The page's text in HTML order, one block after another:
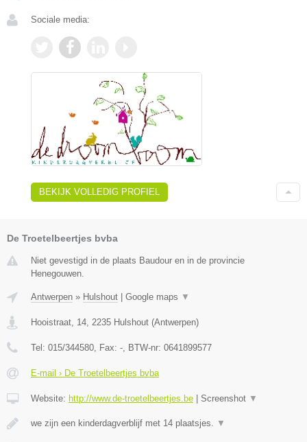
Sociale media:
BEKIJK VOLLEDIG PROFIEL
De Troetelbeertjes bvba
Niet gevestigd in de plaats Baudour en in de provincie
Henegouwen.
Antwerpen » Hulshout Google maps ▼
Hooistraat, 14 2235 Hulshout (Antwerpen)
Tel: 015/344580 , Fax: - , BTW-nr: 0641899577
E-mail › De Troetelbeertjes bvba
Website: http://www.de-troetelbeertjes.be Screenshot ▼
we zijn een kinderdagverblijf met 14 plaatsjes. ▼